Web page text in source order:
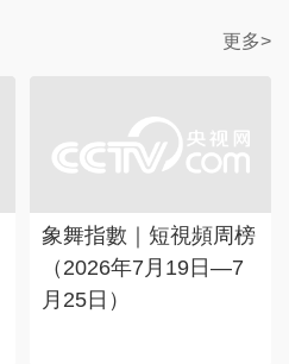
更多>
象舞指數｜短視頻周榜
（2026年7月19日—7
月25日）